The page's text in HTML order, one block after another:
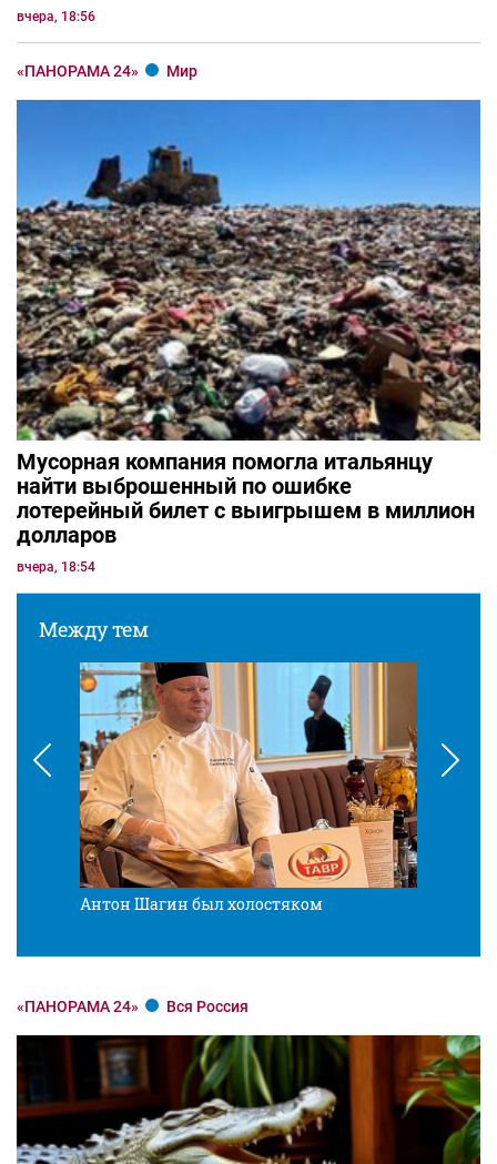
вчера, 18:56
«ПАНОРАМА 24» Мир
Мусорная компания помогла итальянцу
найти выброшенный по ошибке
лотерейный билет с выигрышем в миллион
долларов
вчера, 18:54
Между тем
Антон Шагин был холостяком
«ПАНОРАМА 24» Вся Россия